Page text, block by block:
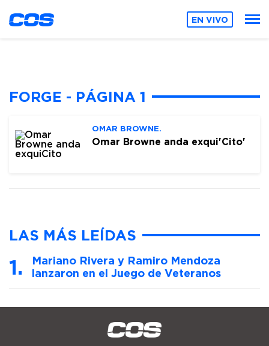
EN VIVO
FORGE - PÁGINA 1
OMAR BROWNE.
Omar Browne anda exqui'Cito'
LAS MÁS LEÍDAS
Mariano Rivera y Ramiro Mendoza
lanzaron en el Juego de Veteranos